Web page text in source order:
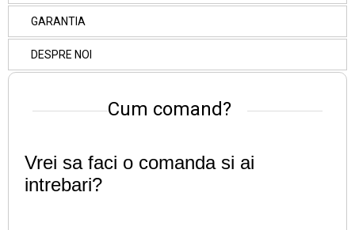
GARANTIA
DESPRE NOI
Cum comand?
Vrei sa faci o comanda si ai
intrebari?